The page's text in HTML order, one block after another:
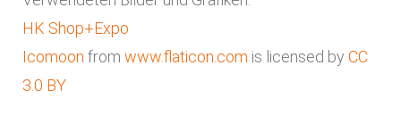
HK Shop+Expo
Icomoon from www.flaticon.com is licensed by CC
3.0 BY